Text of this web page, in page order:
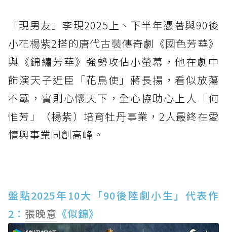
「現男友」李現2025上、下半年憑著與90後
小花楊紫2搭的唐代古裝傳奇劇《國色芳華》
與《錦繡芳華》強勢攻佔小螢幕，他在劇中
飾演天子近臣「花鳥使」蔣長揚，看似放蕩
不羈，實則心懷天下，全心協助心上人「何
惟芳」（楊紫）培育牡丹事業，2人最終在愛
情與事業同創高峰。
盤點2025年10大「90後陸劇小生」代表作
2： 張晚意 《似錦》